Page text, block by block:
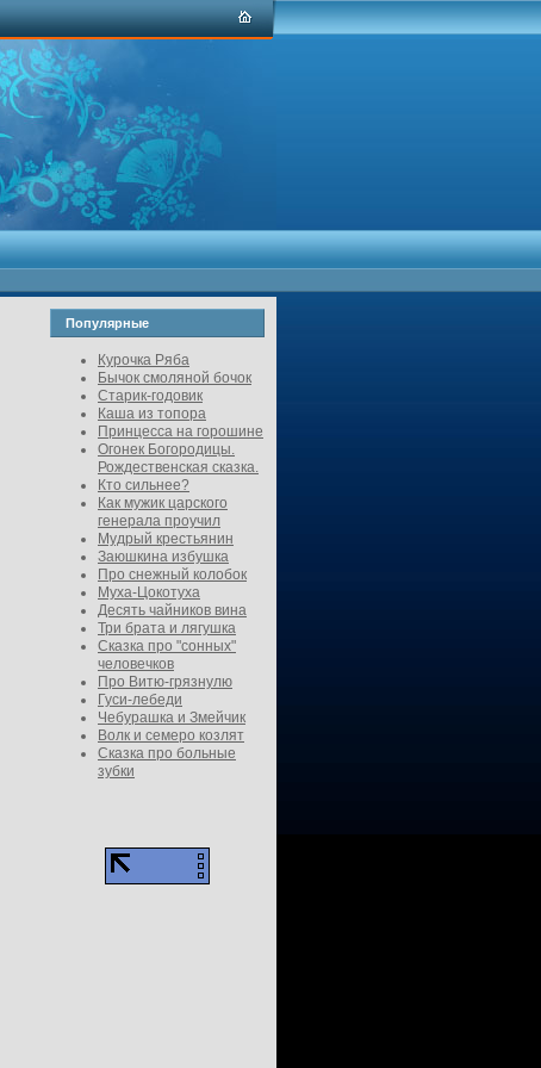
Популярные
Курочка Ряба
Бычок смоляной бочок
Старик-годовик
Каша из топора
Принцесса на горошине
Огонек Богородицы.
Рождественская сказка.
Кто сильнее?
Как мужик царского
генерала проучил
Мудрый крестьянин
Заюшкина избушка
Про снежный колобок
Муха-Цокотуха
Десять чайников вина
Три брата и лягушка
Сказка про "сонных"
человечков
Про Витю-грязнулю
Гуси-лебеди
Чебурашка и Змейчик
Волк и семеро козлят
Сказка про больные
зубки